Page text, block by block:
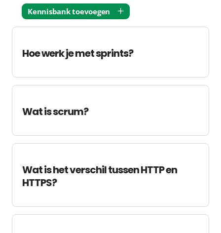
Kennisbank toevoegen
Hoe werk je met sprints?
Wat is scrum?
Wat is het verschil tussen HTTP en
HTTPS?